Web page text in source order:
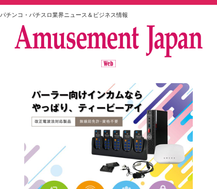
パチンコ・パチスロ業界ニュース＆ビジネス情報